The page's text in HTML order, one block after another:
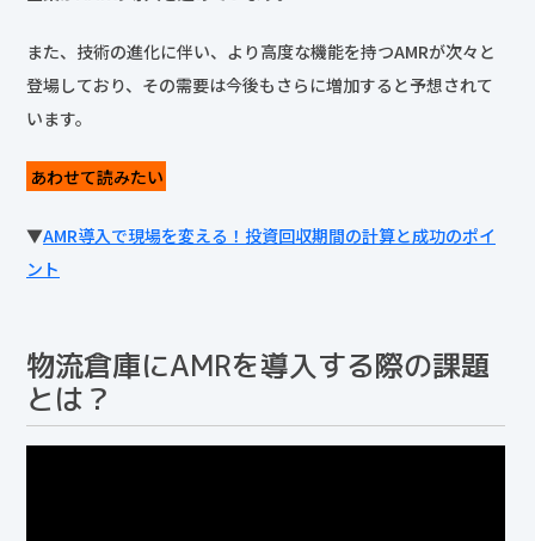
また、技術の進化に伴い、より高度な機能を持つAMRが次々と
登場しており、その需要は今後もさらに増加すると予想されて
います。
あわせて読みたい
▼AMR導入で現場を変える！投資回収期間の計算と成功のポイ
ント
物流倉庫にAMRを導入する際の課題
とは？